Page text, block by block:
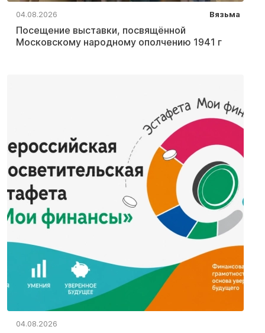
04.08.2026 Вязьма
Посещение выставки, посвящённой
Московскому народному ополчению 1941 г
04.08.2026